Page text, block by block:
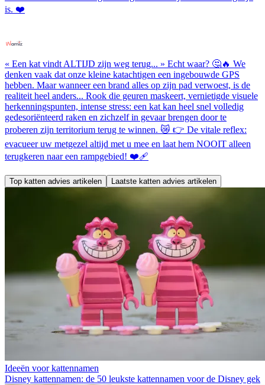
is. ❤️
« Een kat vindt ALTIJD zijn weg terug... » Echt waar? 🤔🔥 We
denken vaak dat onze kleine katachtigen een ingebouwde GPS
hebben. Maar wanneer een brand alles op zijn pad verwoest, is de
realiteit heel anders... Rook die geuren maskeert, vernietigde visuele
herkenningspunten, intense stress: een kat kan heel snel volledig
gedesoriënteerd raken en zichzelf in gevaar brengen door te
proberen zijn territorium terug te winnen. 😿 👉 De vitale reflex:
evacueer uw metgezel altijd met u mee en laat hem NOOIT alleen
terugkeren naar een rampgebied! ❤️‍🩹
Top katten advies artikelen Laatste katten advies artikelen
Ideeën voor kattennamen
Disney kattennamen: de 50 leukste kattennamen voor de Disney gek